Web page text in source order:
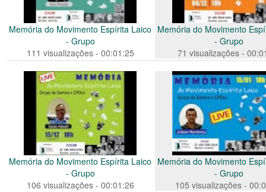
Memória do Movimento Espírita Laico
- Grupo
111 visualizações - 00:01:25
Memória do Movimento
- Grupo
71 visualizações -
Memória do Movimento Espírita Laico
- Grupo
106 visualizações - 00:01:26
Memória do Movimento
- Grupo
105 visualizações -